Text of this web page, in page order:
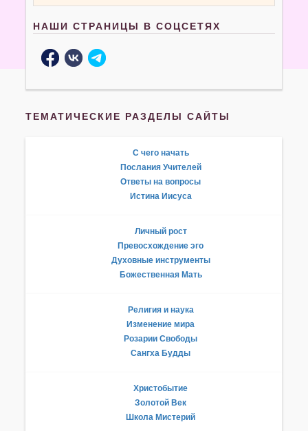
НАШИ СТРАНИЦЫ В СОЦСЕТЯХ
ТЕМАТИЧЕСКИЕ РАЗДЕЛЫ САЙТЫ
С чего начать
Послания Учителей
Ответы на вопросы
Истина Иисуса
Личный рост
Превосхождение эго
Духовные инструменты
Божественная Мать
Религия и наука
Изменение мира
Розарии Свободы
Сангха Будды
Христобытие
Золотой Век
Школа Мистерий